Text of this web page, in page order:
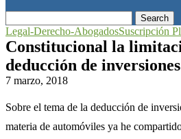
Search
Legal-Derecho-AbogadosSuscripción
Constitucional la
deducción de
7 marzo, 2018
Sobre el tema de la deducción de
materia de automóviles ya he